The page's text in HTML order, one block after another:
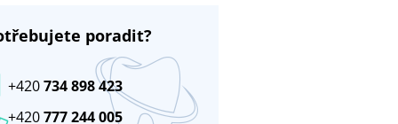
poradit?
+420777 244 005
+420734 898 423